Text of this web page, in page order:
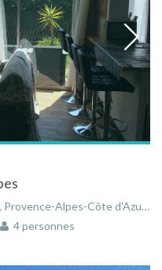
Alpes-Côte d'Azur, France
4 personnes